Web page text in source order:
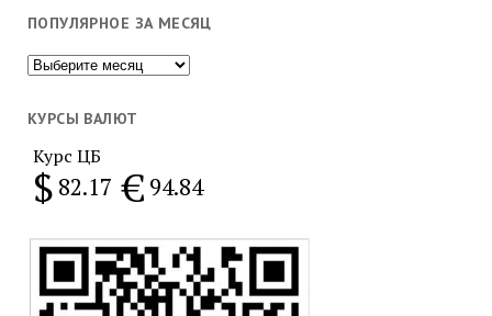
ПОПУЛЯРНОЕ ЗА МЕСЯЦ
Популярное
месяц
КУРСЫ ВАЛЮТ
Курс ЦБ
$ 82.17 € 94.84